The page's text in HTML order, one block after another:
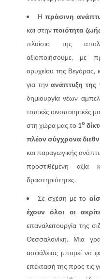
Ηπράσινη
και στηνποιότητα
πλαίσιο της
αξιοποιήσουμε, με
ορυχείου της Βεγόρας,
για τηνανάπτυξη
δημιουργία νέων
τοπικές οινοποιητικές
στη χώρα μας το 1ο
πλέον σύγχρονα
και παραγωγικής
προστιθέμενη αξία
δραστηριότητες.
Σε σχέση με το
έχουν όλοι οι
επαναλειτουργία της
Θεσσαλονίκη. Μια
ασφάλειας μπορεί να
επέκτασή της προς τις